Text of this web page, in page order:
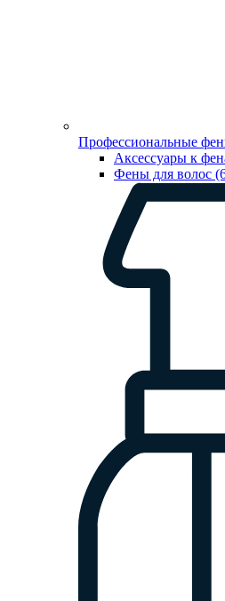
Профессиональные
Аксессуары к
Фены для волос